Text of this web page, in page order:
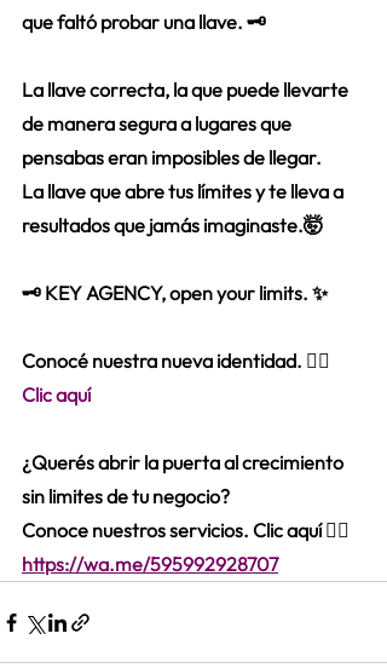
que faltó probar una llave. 🗝️
La llave correcta, la que puede llevarte
de manera segura a lugares que
pensabas eran imposibles de llegar.
La llave que abre tus límites y te lleva a
resultados que jamás imaginaste.🤯
🗝️ KEY AGENCY, open your limits. ✨
Conocé nuestra nueva identidad. 👉🏼
Clic aquí
¿Querés abrir la puerta al crecimiento
sin limites de tu negocio?
Conoce nuestros servicios. Clic aquí 👉🏼
https://wa.me/595992928707